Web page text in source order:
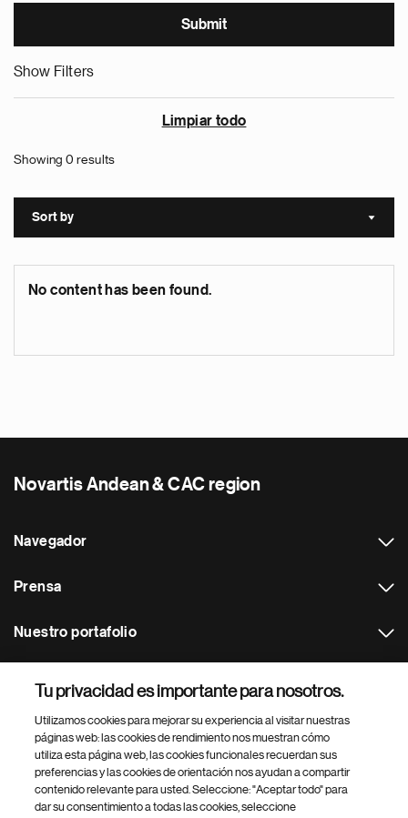
Show Filters
Limpiar todo
Showing 0 results
Sort by Sort
No content has been found.
Novartis Andean & CAC region
Navegador
Prensa
Nuestro portafolio
Footer Site Search
Tu privacidad es importante para nosotros.
Utilizamos cookies para mejorar su experiencia al visitar nuestras
páginas web: las cookies de rendimiento nos muestran cómo
utiliza esta página web, las cookies funcionales recuerdan sus
preferencias y las cookies de orientación nos ayudan a compartir
contenido relevante para usted. Seleccione: "Aceptar todo" para
dar su consentimiento a todas las cookies, seleccione